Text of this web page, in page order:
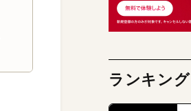
ランキング